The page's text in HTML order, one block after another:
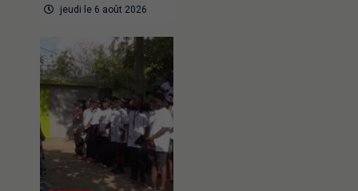
jeudi le 6 août 2026